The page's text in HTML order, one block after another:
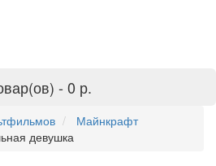
- 0 р.
Майнкрафт
девушка